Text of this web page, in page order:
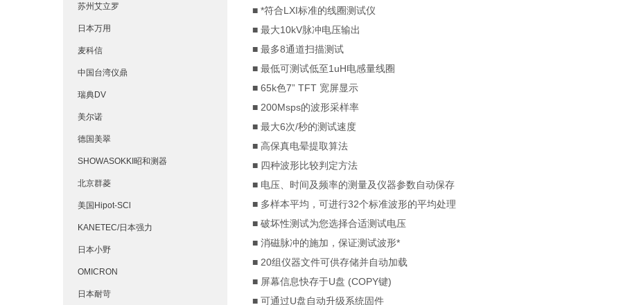
苏州艾立罗
日本万用
麦科信
中国台湾仪鼎
瑞典DV
美尔诺
德国美翠
SHOWASOKKI昭和测器
北京群菱
美国Hipot-SCl
KANETEC/日本强力
日本小野
OMICRON
日本耐苛
■ *符合LXI标准的线圈测试仪
■ 最大10kV脉冲电压输出
■ 最多8通道扫描测试
■ 最低可测试低至1uH电感量线圈
■ 65k色7” TFT 宽屏显示
■ 200Msps的波形采样率
■ 最大6次/秒的测试速度
■ 高保真电晕提取算法
■ 四种波形比较判定方法
■ 电压、时间及频率的测量及仪器参数自动保存
■ 多样本平均，可进行32个标准波形的平均处理
■ 破坏性测试为您选择合适测试电压
■ 消磁脉冲的施加，保证测试波形*
■ 20组仪器文件可供存储并自动加载
■ 屏幕信息快存于U盘 (COPY键)
■ 可通过U盘自动升级系统固件